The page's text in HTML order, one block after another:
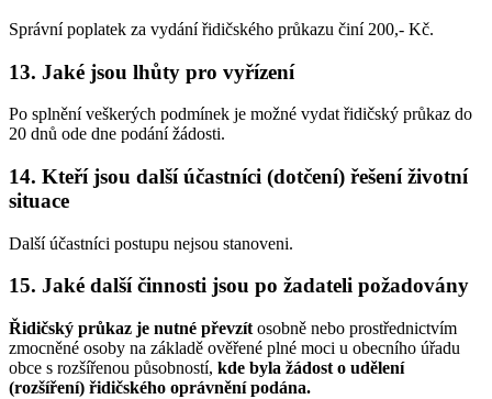
Správní poplatek za vydání řidičského průkazu činí 200,- Kč.
13. Jaké jsou lhůty pro vyřízení
Po splnění veškerých podmínek je možné vydat řidičský průkaz do
20 dnů ode dne podání žádosti.
14. Kteří jsou další účastníci (dotčení) řešení životní
situace
Další účastníci postupu nejsou stanoveni.
15. Jaké další činnosti jsou po žadateli požadovány
Řidičský průkaz je nutné převzít osobně nebo prostřednictvím
zmocněné osoby na základě ověřené plné moci u obecního úřadu
obce s rozšířenou působností, kde byla žádost o udělení
(rozšíření) řidičského oprávnění podána.